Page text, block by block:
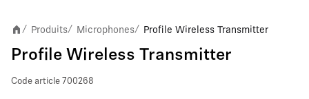
/ Produits/ Microphones/ Profile Wireless Transmitter
Profile Wireless Transmitter
Code article 700268